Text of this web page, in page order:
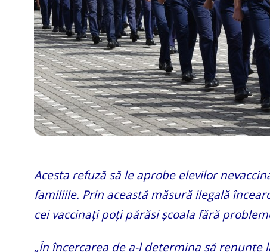
Acesta refuză să le aprobe elevilor
familiile. Prin această măsură ilegală
cei vaccinați poți părăsi școala fără
„În încercarea de a-l determina să